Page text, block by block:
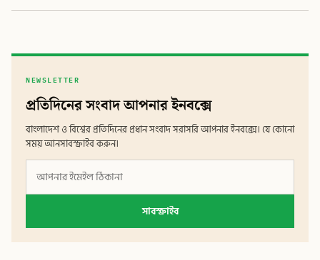
NEWSLETTER
প্রতিদিনের সংবাদ আপনার ইনবক্সে
বাংলাদেশ ও বিশ্বের প্রতিদিনের প্রধান সংবাদ সরাসরি আপনার ইনবক্সে। যে কোনো
সময় আনসাবস্ক্রাইব করুন।
সাবস্ক্রাইব